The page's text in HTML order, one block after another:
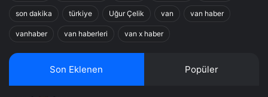
son dakika türkiye Uğur Çelik van van haber
vanhaber van haberleri van x haber
Son Eklenen Popüler